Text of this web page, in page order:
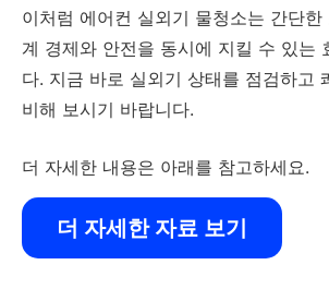
이처럼 에어컨 실외기 물청소는 간단
계 경제와 안전을 동시에 지킬 수 있는
다. 지금 바로 실외기 상태를 점검하고
비해 보시기 바랍니다.
더 자세한 내용은 아래를 참고하세요.
더 자세한 자료 보기